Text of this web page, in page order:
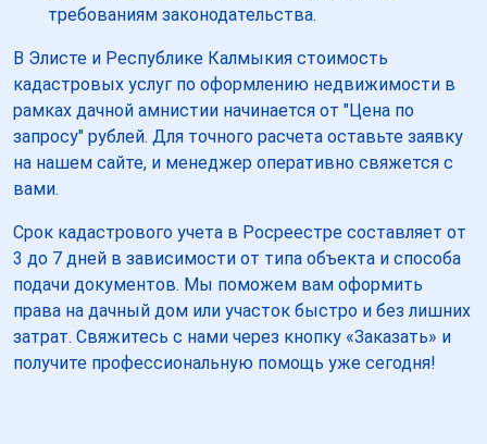
требованиям законодательства.
В Элисте и Республике Калмыкия стоимость
кадастровых услуг по оформлению недвижимости в
рамках дачной амнистии начинается от "Цена по
запросу" рублей. Для точного расчета оставьте заявку
на нашем сайте, и менеджер оперативно свяжется с
вами.
Срок кадастрового учета в Росреестре составляет от
3 до 7 дней в зависимости от типа объекта и способа
подачи документов. Мы поможем вам оформить
права на дачный дом или участок быстро и без лишних
затрат. Свяжитесь с нами через кнопку «Заказать» и
получите профессиональную помощь уже сегодня!